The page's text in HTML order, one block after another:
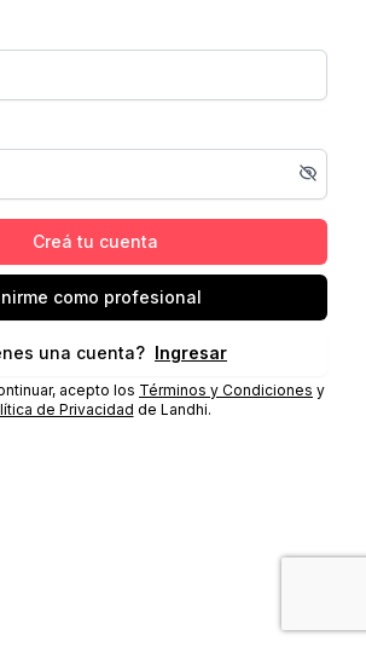
Creá tu cuenta
como profesional
una cuenta? Ingresar
acepto los Términos y Condiciones y
de Privacidad de Landhi.